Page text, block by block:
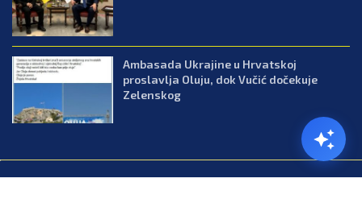
Ambasada Ukrajine u Hrvatskoj
proslavlja Oluju, dok Vučić dočekuje
Zelenskog